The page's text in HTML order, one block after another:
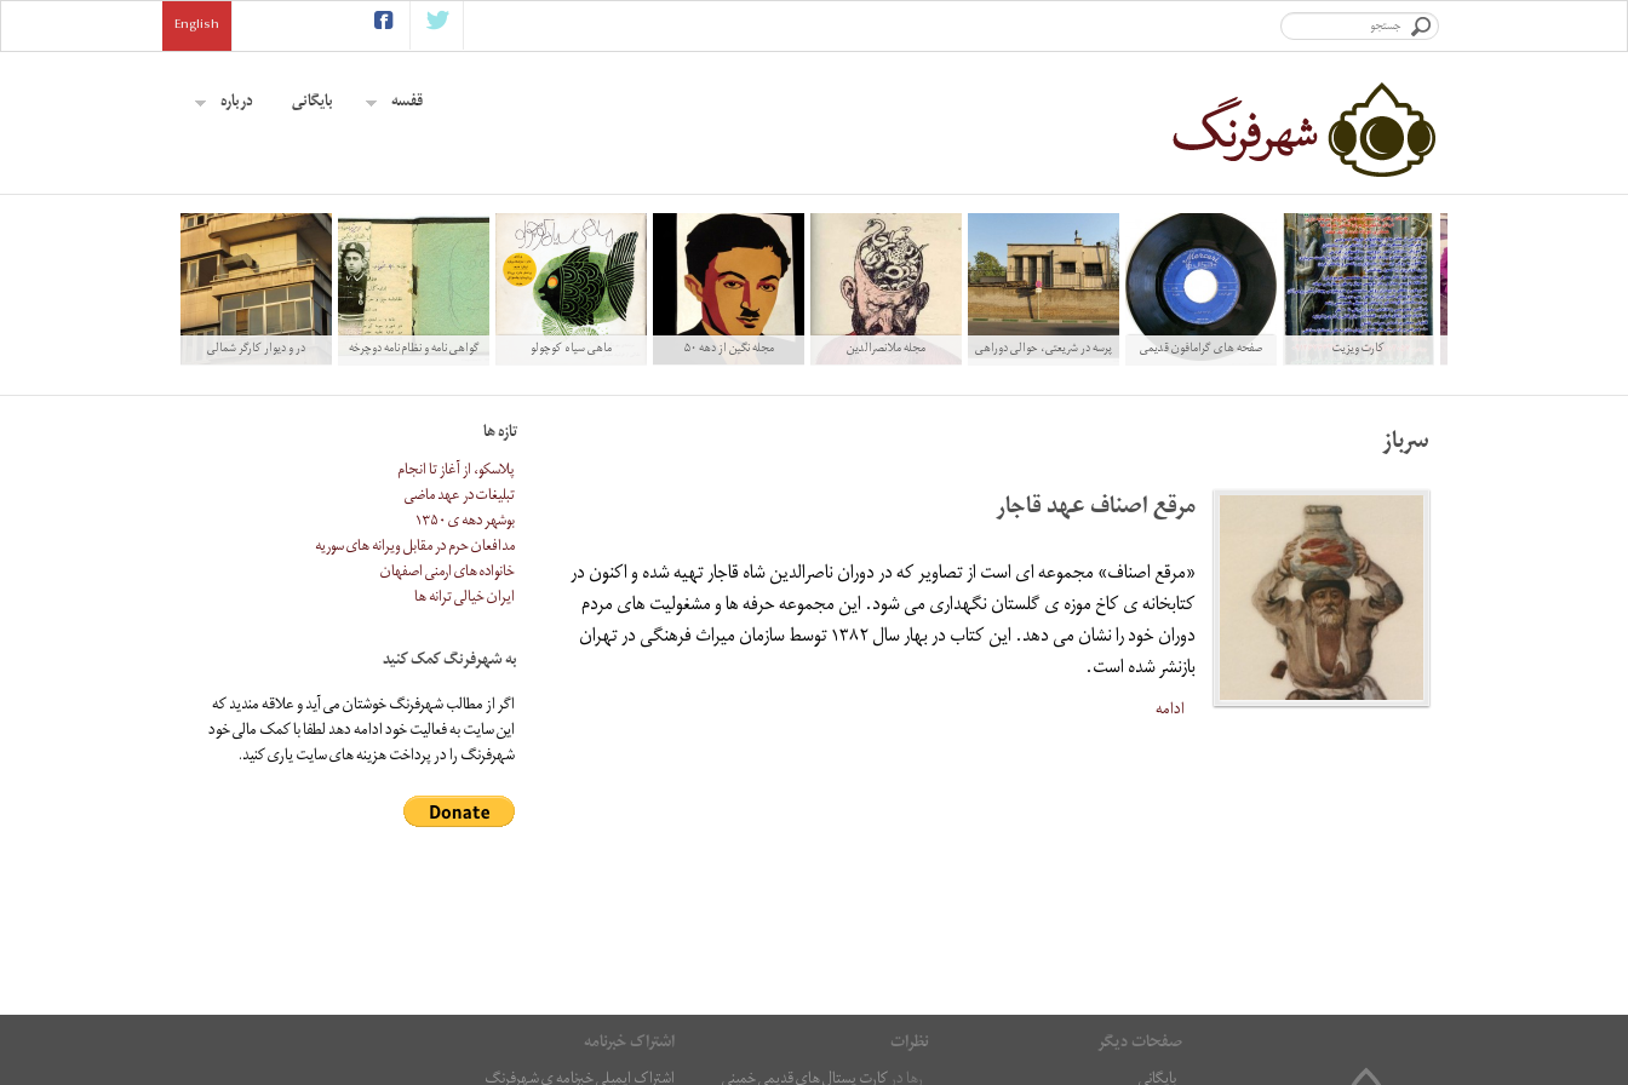
English
قفسه بایگانی درباره
در و دیوار کارگر شمالی
‫گواهی نامه و نظام نامه دوچرخه
ماهی سیاه کوچولو مجله نگین از دهه ۵۰ مجله ملانصرالدین
پرسه در شریعتی، حوالی دوراهی
صفحه های گرامافون قدیمی
کارت ویزیت
سرباز
مرقع اصناف عهد قاجار
«مرقع اصناف» مجموعه ای است از تصاویر که در دوران ناصرالدین شاه قاجار تهیه شده و اکنون در
کتابخانه ی کاخ موزه ی گلستان نگهداری می شود. این مجموعه حرفه ها و مشغولیت های مردم
دوران خود را نشان می دهد. این کتاب در بهار سال ۱۳۸۲ توسط سازمان میراث فرهنگی در تهران
بازنشر شده است.
ادامه
تازه ها
پلاسکو، از آغاز تا انجام
تبلیغات در عهد ماضی
بوشهر دهه ی ۱۳۵۰
مدافعان حرم در مقابل ویرانه های سوریه
خانواده های ارمنی اصفهان
ایران خیالی ترانه ها
به شهرفرنگ کمک کنید
اگر از مطالب شهرفرنگ خوشتان می آید و علاقه مندید که
این سایت به فعالیت خود ادامه دهد لطفا با کمک مالی خود
شهرفرنگ را در پرداخت هزینه های سایت یاری کنید.
صفحات دیگر نظرات اشتراک خبرنامه